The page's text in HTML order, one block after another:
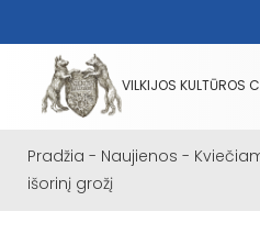
VILKIJOS KULTŪROS
Pradžia - Naujienos -
išorinį grožį